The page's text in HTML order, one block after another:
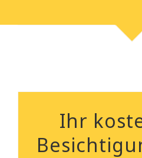
Ihr